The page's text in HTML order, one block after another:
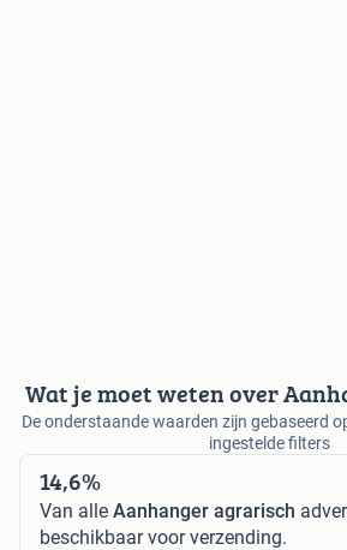
Wat je moet weten over
De onderstaande waarden zijn gebaseerd
ingestelde filters
14,6%
Van alle Aanhanger agrarisch
beschikbaar voor verzending.